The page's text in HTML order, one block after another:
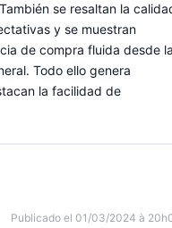
se resaltan la
y se muestran
de compra fluida desde la
Todo ello genera
la facilidad de
Publicado el 01/03/2024 à